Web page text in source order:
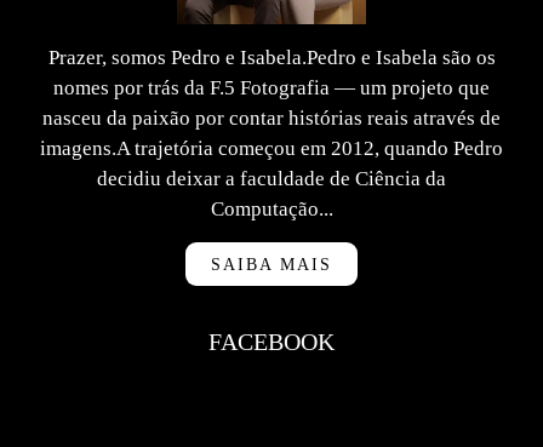
Prazer, somos Pedro e Isabela.Pedro e Isabela são os
nomes por trás da F.5 Fotografia — um projeto que
nasceu da paixão por contar histórias reais através de
imagens.A trajetória começou em 2012, quando Pedro
decidiu deixar a faculdade de Ciência da
Computação...
SAIBA MAIS
FACEBOOK